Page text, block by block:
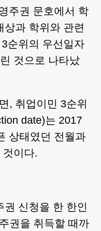
주권 문호에서 학
상과 학위와 관련
순위의 우선일자
것으로 나타났
, 취업이민 3순위
date)는 2017
상태였던 전월과
이다.
권 신청을 한 한인
권을 취득할 때까